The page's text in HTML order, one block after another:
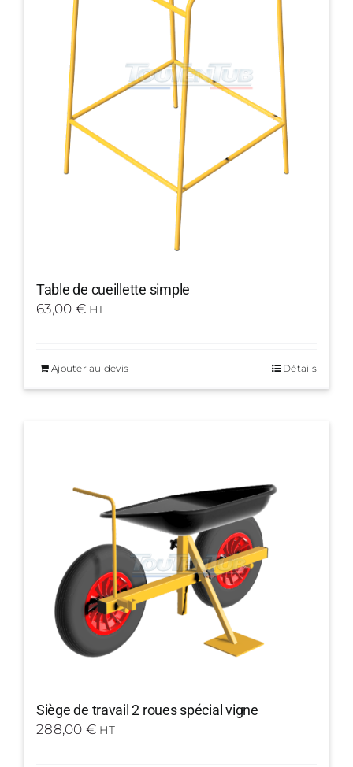
Table de cueillette simple
63,00 € HT
Ajouter au devis Détails
Siège de travail 2 roues spécial vigne
288,00 € HT